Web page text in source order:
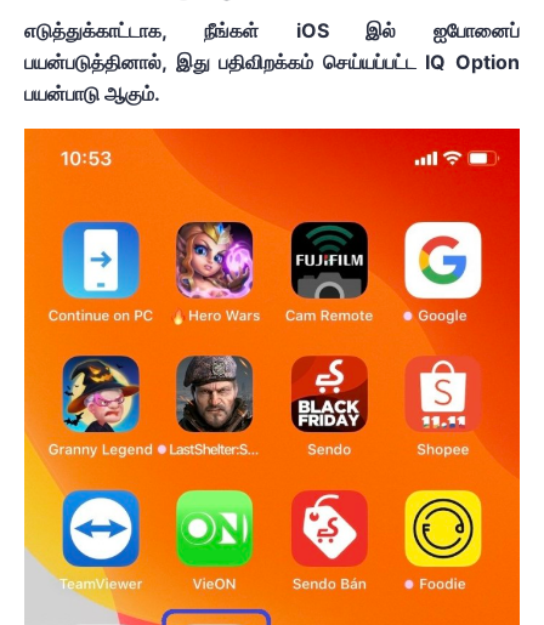
எடுத்துக்காட்டாக, நீங்கள் iOS இல் ஐபோனைப்
பயன்படுத்தினால், இது பதிவிறக்கம் செய்யப்பட்ட IQ Option
பயன்பாடு ஆகும்.